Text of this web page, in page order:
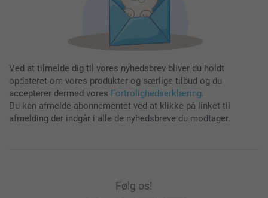
Ved at tilmelde dig til vores nyhedsbrev bliver du holdt
opdateret om vores produkter og særlige tilbud og du
accepterer dermed vores Fortrolighedserklæring.
Du kan afmelde abonnementet ved at klikke på linket til
afmelding der indgår i alle de nyhedsbreve du modtager.
Følg os!